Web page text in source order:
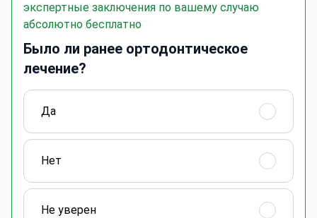
экспертные заключения по вашему случаю
абсолютно бесплатно
Было ли ранее ортодонтическое
лечение?
Да
Нет
Не уверен